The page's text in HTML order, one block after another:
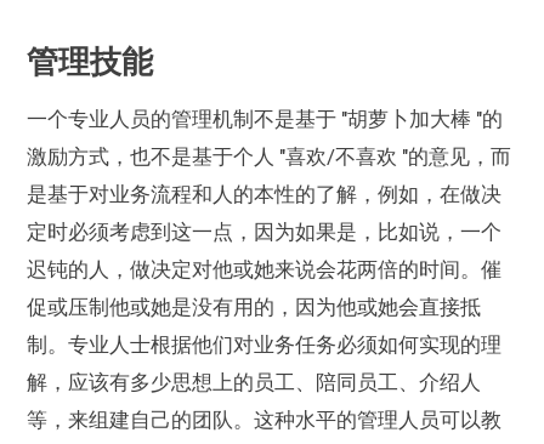
管理技能
一个专业人员的管理机制不是基于 "胡萝卜加大棒 "的
激励方式，也不是基于个人 "喜欢/不喜欢 "的意见，而
是基于对业务流程和人的本性的了解，例如，在做决
定时必须考虑到这一点，因为如果是，比如说，一个
迟钝的人，做决定对他或她来说会花两倍的时间。催
促或压制他或她是没有用的，因为他或她会直接抵
制。专业人士根据他们对业务任务必须如何实现的理
解，应该有多少思想上的员工、陪同员工、介绍人
等，来组建自己的团队。这种水平的管理人员可以教